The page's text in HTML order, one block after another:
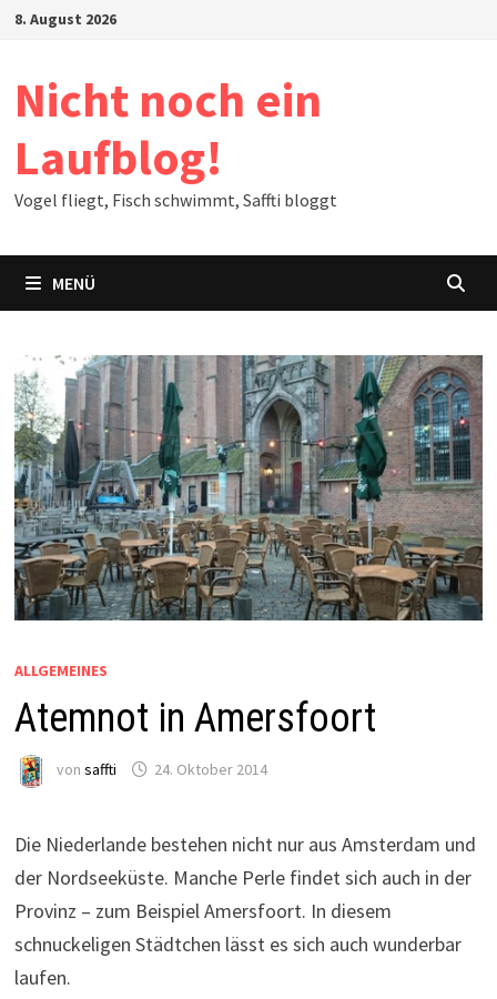
Zum8. August 2026
Nicht noch ein
Laufblog!
Vogel fliegt, Fisch schwimmt, Saffti bloggt
MENÜ
ALLGEMEINES
Atemnot in Amersfoort
von saffti 24. Oktober 2014
Die Niederlande bestehen nicht nur aus Amsterdam und
der Nordseeküste. Manche Perle findet sich auch in der
Provinz – zum Beispiel Amersfoort. In diesem
schnuckeligen Städtchen lässt es sich auch wunderbar
laufen.